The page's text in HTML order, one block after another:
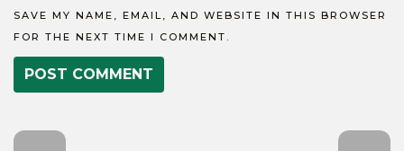
SAVE MY NAME, EMAIL, AND WEBSITE IN THIS BROWSER
FOR THE NEXT TIME I COMMENT.